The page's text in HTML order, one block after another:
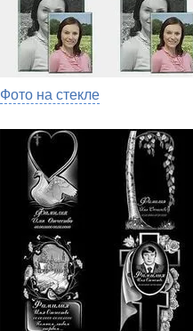
Фото на стекле